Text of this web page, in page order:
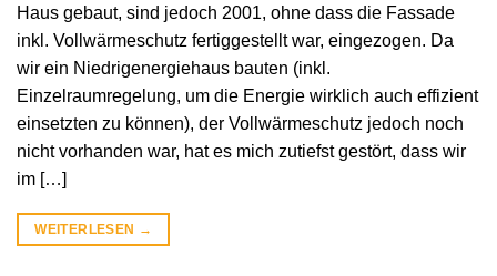
Haus gebaut, sind jedoch 2001, ohne dass die Fassade
inkl. Vollwärmeschutz fertiggestellt war, eingezogen. Da
wir ein Niedrigenergiehaus bauten (inkl.
Einzelraumregelung, um die Energie wirklich auch effizient
einsetzten zu können), der Vollwärmeschutz jedoch noch
nicht vorhanden war, hat es mich zutiefst gestört, dass wir
im […]
WEITERLESEN →